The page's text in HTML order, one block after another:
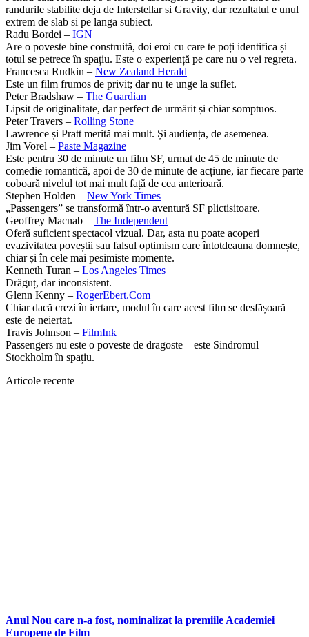
randurile stabilite deja de Interstellar si Gravity, dar rezultatul e unul
extrem de slab si pe langa subiect.
Radu Bordei – IGN
Are o poveste bine construită, doi eroi cu care te poți identifica și
totul se petrece în spațiu. Este o experiență pe care nu o vei regreta.
Francesca Rudkin – New Zealand Herald
Este un film frumos de privit; dar nu te unge la suflet.
Peter Bradshaw – The Guardian
Lipsit de originalitate, dar perfect de urmărit și chiar somptuos.
Peter Travers – Rolling Stone
Lawrence și Pratt merită mai mult. Și audiența, de asemenea.
Jim Vorel – Paste Magazine
Este pentru 30 de minute un film SF, urmat de 45 de minute de
comedie romantică, apoi de 30 de minute de acțiune, iar fiecare parte
coboară nivelul tot mai mult față de cea anterioară.
Stephen Holden – New York Times
„Passengers” se transformă într-o aventură SF plictisitoare.
Geoffrey Macnab – The Independent
Oferă suficient spectacol vizual. Dar, asta nu poate acoperi
evazivitatea poveștii sau falsul optimism care întotdeauna domnește,
chiar și în cele mai pesimiste momente.
Kenneth Turan – Los Angeles Times
Drăguț, dar inconsistent.
Glenn Kenny – RogerEbert.Com
Chiar dacă crezi în iertare, modul în care acest film se desfășoară
este de neiertat.
Travis Johnson – FilmInk
Passengers nu este o poveste de dragoste – este Sindromul
Stockholm în spațiu.
Articole recente
Anul Nou care n-a fost, nominalizat la premiile Academiei
Europene de Film